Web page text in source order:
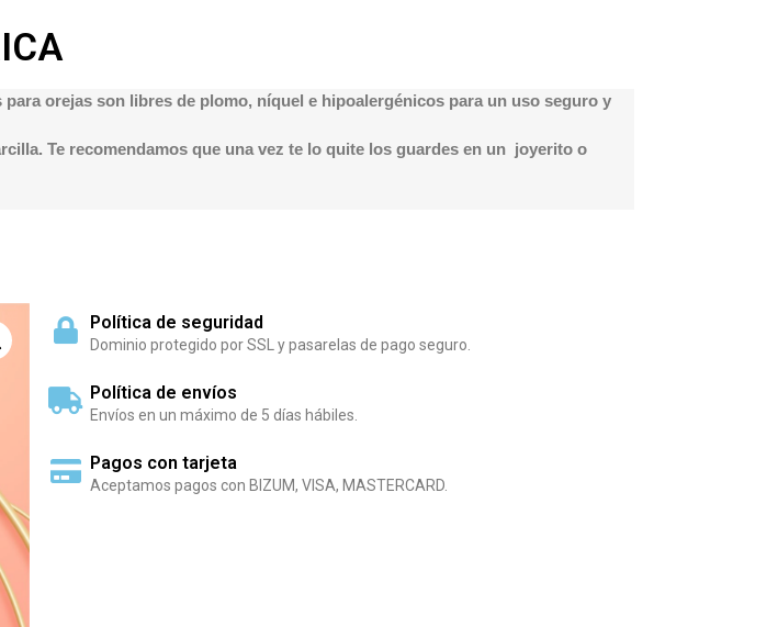
orejas son libres de plomo, níquel e hipoalergénicos para un uso seguro y
Te recomendamos que una vez te lo quite los guardes en un joyerito o
Política de seguridad
Dominio protegido por SSL y pasarelas de pago seguro.
Política de envíos
Envíos en un máximo de 5 días hábiles.
Pagos con tarjeta
Aceptamos pagos con BIZUM, VISA, MASTERCARD.